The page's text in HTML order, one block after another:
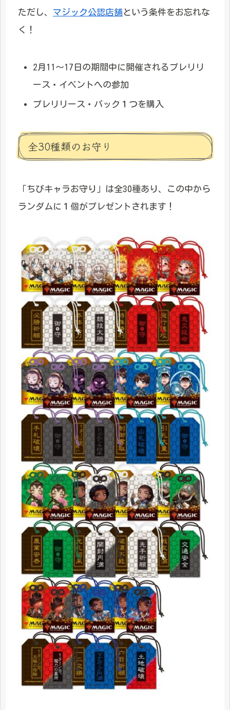
ただし、 マジック公認店舗という条件をお忘れな
く！
2月11～17日の期間中に開催されるプレリリ
ース・イベントへの参加
プレリリース・パック１つを購入
全30種類のお守り
「ちびキャラお守り」は全30種あり、この中から
ランダムに１個がプレゼントされます！